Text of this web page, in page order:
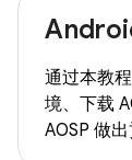
通过本教
境、下载
AOSP 做出